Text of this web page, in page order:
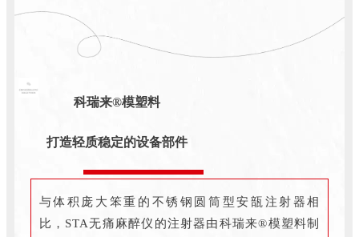
科瑞来®模塑料
打造轻质稳定的设备部件
与体积庞大笨重的不锈钢圆筒型安瓿注射器相
比，STA无痛麻醉仪的注射器由科瑞来®模塑料制